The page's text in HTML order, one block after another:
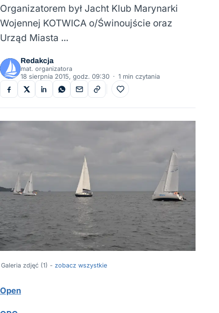
Organizatorem był Jacht Klub Marynarki
Wojennej KOTWICA o/Świnoujście oraz
Urząd Miasta …
Redakcja
mat. organizatora
18 sierpnia 2015, godz. 09:30 · 1 min czytania
Do ulubionych
Galeria zdjęć (1) - zobacz wszystkie
Open